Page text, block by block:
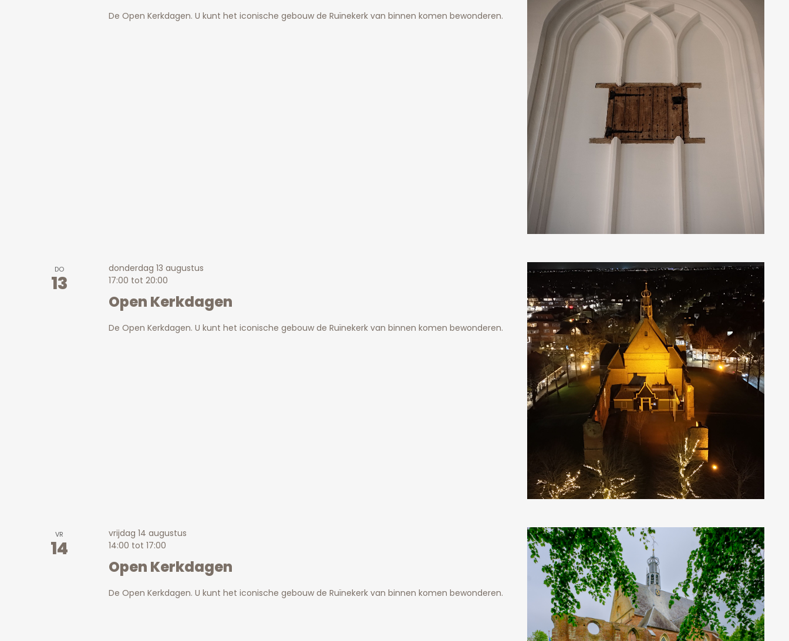
De Open Kerkdagen. U kunt het iconische gebouw de Ruïnekerk van binnen komen bewonderen.
DO
13
Open Kerkdagen
donderdag 13 augustus
17:00 tot 20:00
De Open Kerkdagen. U kunt het iconische gebouw de Ruïnekerk van binnen komen bewonderen.
VR
14
Open Kerkdagen
vrijdag 14 augustus
14:00 tot 17:00
De Open Kerkdagen. U kunt het iconische gebouw de Ruïnekerk van binnen komen bewonderen.